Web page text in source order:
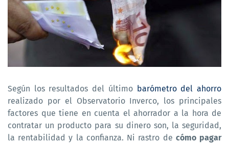
Según los resultados del último barómetro del ahorro
realizado por el Observatorio Inverco, los principales
factores que tiene en cuenta el ahorrador a la hora de
contratar un producto para su dinero son, la seguridad,
la rentabilidad y la confianza. Ni rastro de cómo pagar